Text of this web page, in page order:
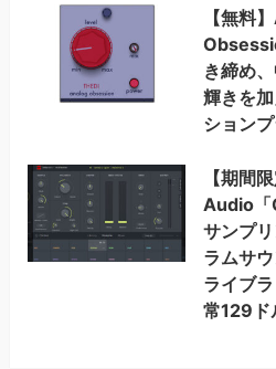
【無料
き締め
輝きを
ション
【期間
Audio「
サンプ
ラムサ
ライブ
常129ド